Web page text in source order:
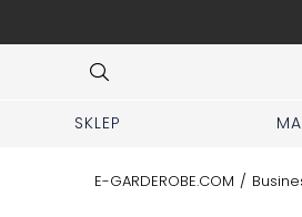
SKLEP
E-GARDEROBE.COM /